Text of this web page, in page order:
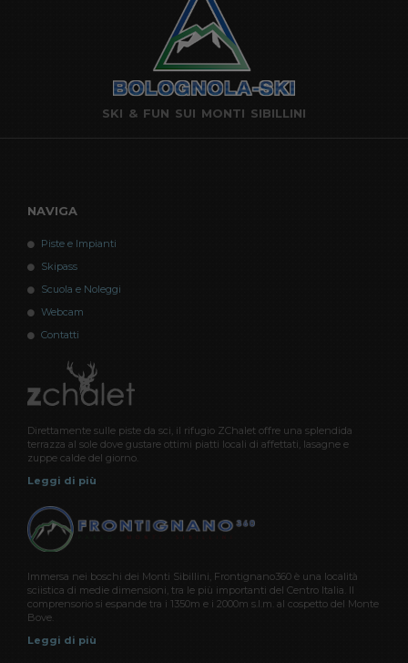
SKI & FUN SUI MONTI SIBILLINI
NAVIGA
Piste e Impianti
Skipass
Scuola e Noleggi
Webcam
Contatti
Direttamente sulle piste da sci, il rifugio ZChalet offre una splendida
terrazza al sole dove gustare ottimi piatti locali di affettati, lasagne e
zuppe calde del giorno.
Leggi di più
Immersa nei boschi dei Monti Sibillini, Frontignano360 è una località
sciistica di medie dimensioni, tra le più importanti del Centro Italia. Il
comprensorio si espande tra i 1350m e i 2000m s.l.m. al cospetto del Monte
Bove.
Leggi di più